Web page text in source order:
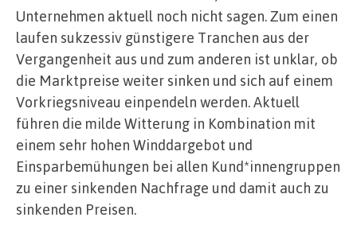
Unternehmen aktuell noch nicht sagen. Zum einen
laufen sukzessiv günstigere Tranchen aus der
Vergangenheit aus und zum anderen ist unklar, ob
die Marktpreise weiter sinken und sich auf einem
Vorkriegsniveau einpendeln werden. Aktuell
führen die milde Witterung in Kombination mit
einem sehr hohen Winddargebot und
Einsparbemühungen bei allen Kund*innengruppen
zu einer sinkenden Nachfrage und damit auch zu
sinkenden Preisen.